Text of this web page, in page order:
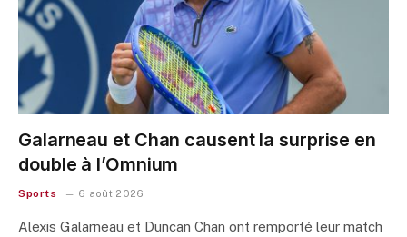
Galarneau et Chan causent la surprise en
double à l’Omnium
Sports 6 août 2026
Alexis Galarneau et Duncan Chan ont remporté leur match